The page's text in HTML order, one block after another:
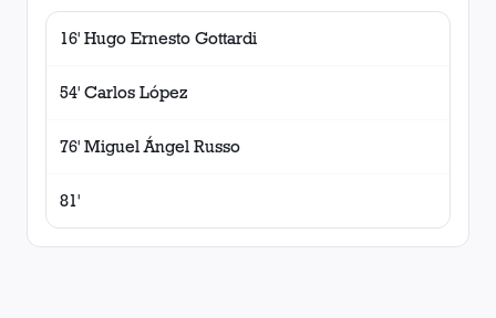
16' Hugo Ernesto Gottardi
54' Carlos López
76' Miguel Ángel Russo
81'